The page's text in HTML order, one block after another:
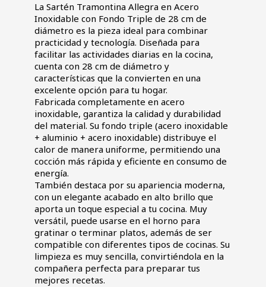
La Sartén Tramontina Allegra en Acero
Inoxidable con Fondo Triple de 28 cm de
diámetro es la pieza ideal para combinar
practicidad y tecnología. Diseñada para
facilitar las actividades diarias en la cocina,
cuenta con 28 cm de diámetro y
características que la convierten en una
excelente opción para tu hogar.
Fabricada completamente en acero
inoxidable, garantiza la calidad y durabilidad
del material. Su fondo triple (acero inoxidable
+ aluminio + acero inoxidable) distribuye el
calor de manera uniforme, permitiendo una
cocción más rápida y eficiente en consumo de
energía.
También destaca por su apariencia moderna,
con un elegante acabado en alto brillo que
aporta un toque especial a tu cocina. Muy
versátil, puede usarse en el horno para
gratinar o terminar platos, además de ser
compatible con diferentes tipos de cocinas. Su
limpieza es muy sencilla, convirtiéndola en la
compañera perfecta para preparar tus
mejores recetas.